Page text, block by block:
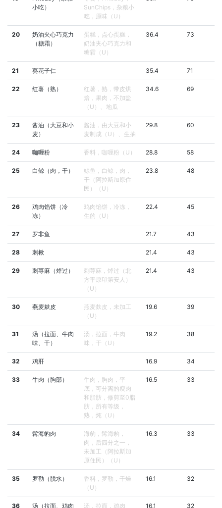
小吃）
SunChips，杂粮小
吃，原味（U）
20
奶油夹心巧克力
（糖霜）
蛋糕，点心蛋糕，
奶油夹心巧克力和
糖霜（U）
36.4 73
21 葵花子仁 35.4 71
22 红薯（熟）
红薯，熟，带皮烘
焙，果肉，不加盐
（U）、地瓜
34.6 69
23
酱油（大豆和小
麦）
酱油，由大豆和小
麦制成（U）、生抽
29.8 60
24 咖喱粉 香料，咖喱粉（U） 28.8 58
25 白鲸（肉，干）
鲸鱼，白鲸，肉，
干（阿拉斯加原住
民）（U）
23.8 48
26
鸡肉馅饼（冷
冻）
鸡肉馅饼，冷冻，
生的（U）
22.4 45
27 罗非鱼 21.7 43
28 刺楸 21.4 43
29 刺荨麻（焯过）
刺荨麻，焯过（北
方平原印第安人）
（U）
21.4 43
30 燕麦麸皮
燕麦麸皮，未加工
（U）
19.6 39
31
汤（拉面、牛肉
味、干）
汤，拉面，牛肉
味，干（U）
19.2 38
32 鸡肝 16.9 34
33 牛肉（胸部）
牛肉，胸肉，平
底，可分离的瘦肉
和脂肪，修剪至0脂
肪，所有等级，
熟，炖（U）
16.5 33
34 髯海豹肉
海豹，髯海豹，
肉，后四分之一，
未加工（阿拉斯加
原住民）（U）
16.3 33
35 罗勒（脱水）
香料，罗勒，干燥
（U）
16.1 32
36
汤（拉面、鸡肉
汤，拉面，鸡肉
16.1 32